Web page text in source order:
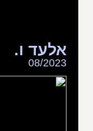
אלעד ו.
08/2023